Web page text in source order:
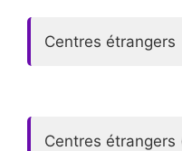
Centres étrangers
Centres étrangers